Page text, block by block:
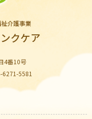
介護事業
クケア
4番10号
6271-5581